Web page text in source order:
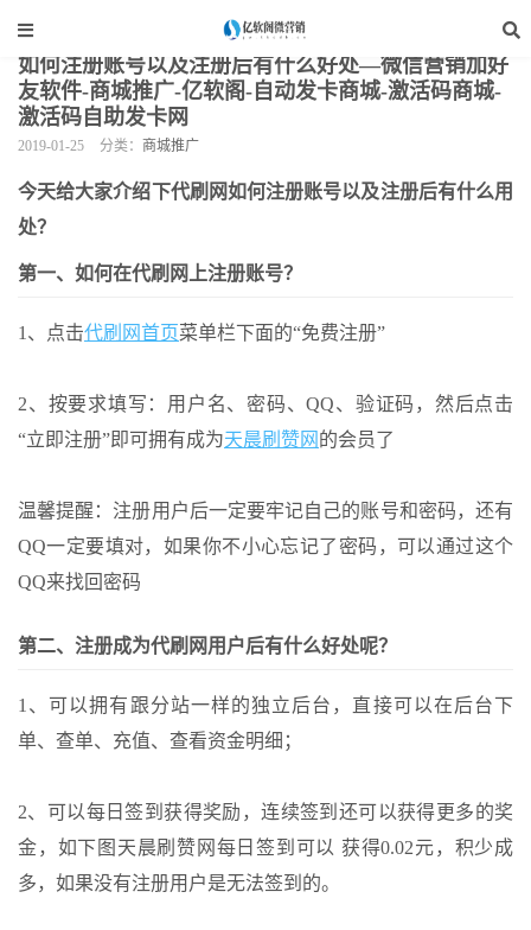
当前位置： 网站装修 > 商城推广
如何注册账号以及注册后有什么好处—微信营销加好
友软件-商城推广-亿软阁-自动发卡商城-激活码商城-
激活码自助发卡网
2019-01-25 分类： 商城推广
今天给大家介绍下代刷网如何注册账号以及注册后有什么用
处？
第一、如何在代刷网上注册账号？
1、点击代刷网首页菜单栏下面的“免费注册”
2、按要求填写：用户名、密码、QQ、验证码，然后点击
“立即注册”即可拥有成为天晨刷赞网 的会员了
温馨提醒：注册用户后一定要牢记自己的账号和密码，还有
QQ一定要填对，如果你不小心忘记了密码，可以通过这个
QQ来找回密码
第二、注册成为代刷网用户后有什么好处呢？
1、可以拥有跟分站一样的独立后台，直接可以在后台下
单、查单、充值、查看资金明细；
2、可以每日签到获得奖励，连续签到还可以获得更多的奖
金，如下图天晨刷赞网每日签到可以 获得0.02元，积少成
多，如果没有注册用户是无法签到的。